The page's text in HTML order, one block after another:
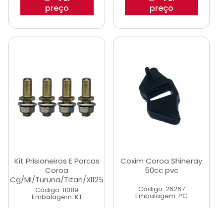
preço
preço
Kit Prisioneiros E Porcas
Coroa
Cg/Ml/Turuna/Titan/Xl125
Código: 11089
Embalagem: KT
Coxim Coroa Shineray
50cc pvc
Código: 26267
Embalagem: PC